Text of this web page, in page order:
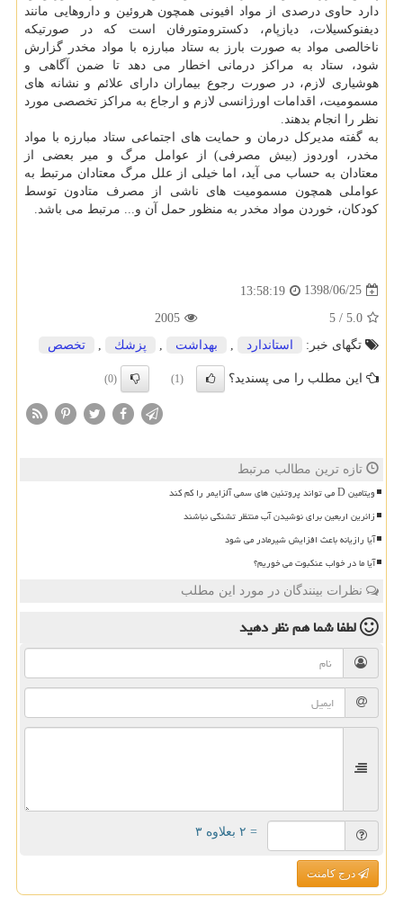
دارد حاوی درصدی از مواد افیونی همچون هروئین و داروهایی مانند
دیفنوكسیلات، دیازپام، دكسترومتورفان است كه در صورتیكه
ناخالصی مواد به صورت بارز به ستاد مبارزه با مواد مخدر گزارش
شود، ستاد به مراكز درمانی اخطار می دهد تا ضمن آگاهی و
هوشیاری لازم، در صورت رجوع بیماران دارای علائم و نشانه های
مسمومیت، اقدامات اورژانسی لازم و ارجاع به مراكز تخصصی مورد
نظر را انجام بدهند.
به گفته مدیركل درمان و حمایت های اجتماعی ستاد مبارزه با مواد
مخدر، اوردوز (بیش مصرفی) از عوامل مرگ و میر بعضی از
معتادان به حساب می آید، اما خیلی از علل مرگ معتادان مرتبط به
عواملی همچون مسمومیت های ناشی از مصرف متادون توسط
كودكان، خوردن مواد مخدر به منظور حمل آن و... مرتبط می باشد.
1398/06/25
13:58:19
5.0
/
5
2005
تگهای خبر:
استاندارد , بهداشت , پزشك , تخصص
این مطلب را می پسندید؟ (1)
(0)
تازه ترین مطالب مرتبط
ویتامین D می تواند پروتئین های سمی آلزایمر را کم کند
زائرین اربعین برای نوشیدن آب منتظر تشنگی نباشند
آیا رازیانه باعث افزایش شیرمادر می شود
آیا ما در خواب عنکبوت می خوریم؟
نظرات بینندگان در مورد این مطلب
لطفا شما همنظر دهید
= ۲ بعلاوه ۳
درج کامنت